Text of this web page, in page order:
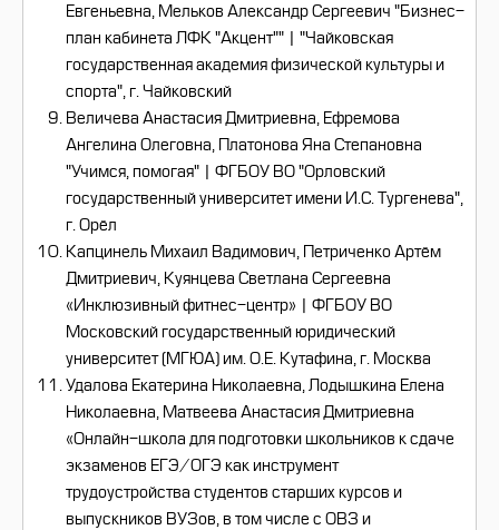
Евгеньевна, Мельков Александр Сергеевич "Бизнес-
план кабинета ЛФК "Акцент"" | "Чайковская
государственная академия физической культуры и
спорта", г. Чайковский
Величева Анастасия Дмитриевна, Ефремова
Ангелина Олеговна, Платонова Яна Степановна
"Учимся, помогая" | ФГБОУ ВО "Орловский
государственный университет имени И.С. Тургенева",
г. Орёл
Капцинель Михаил Вадимович, Петриченко Артём
Дмитриевич, Куянцева Светлана Сергеевна
«Инклюзивный фитнес-центр» | ФГБОУ ВО
Московский государственный юридический
университет (МГЮА) им. О.Е. Кутафина, г. Москва
Удалова Екатерина Николаевна, Лодышкина Елена
Николаевна, Матвеева Анастасия Дмитриевна
«Онлайн-школа для подготовки школьников к сдаче
экзаменов ЕГЭ/ОГЭ как инструмент
трудоустройства студентов старших курсов и
выпускников ВУЗов, в том числе с ОВЗ и